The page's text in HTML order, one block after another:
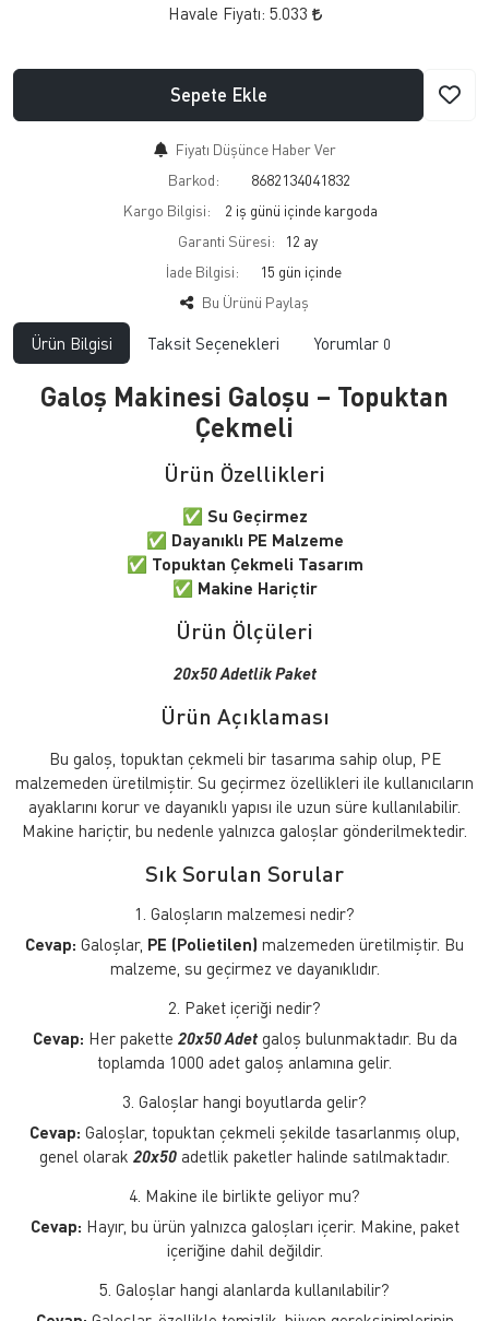
Havale Fiyatı: 5.033
Sepete Ekle
Fiyatı Düşünce Haber Ver
Barkod:
8682134041832
Kargo Bilgisi:
2 iş günü içinde kargoda
Garanti Süresi:
12 ay
İade Bilgisi:
Bu Ürünü Paylaş
Ürün Bilgisi Taksit Seçenekleri Yorumlar 0
Galoş Makinesi Galoşu – Topuktan
Çekmeli
Ürün Özellikleri
✅ Su Geçirmez
✅ Dayanıklı PE Malzeme
✅ Topuktan Çekmeli Tasarım
✅ Makine Hariçtir
Ürün Ölçüleri
20x50 Adetlik Paket
Ürün Açıklaması
Bu galoş, topuktan çekmeli bir tasarıma sahip olup, PE
malzemeden üretilmiştir. Su geçirmez özellikleri ile kullanıcıların
ayaklarını korur ve dayanıklı yapısı ile uzun süre kullanılabilir.
Makine hariçtir, bu nedenle yalnızca galoşlar gönderilmektedir.
Sık Sorulan Sorular
1. Galoşların malzemesi nedir?
Cevap: Galoşlar, PE (Polietilen) malzemeden üretilmiştir. Bu
malzeme, su geçirmez ve dayanıklıdır.
2. Paket içeriği nedir?
Cevap: Her pakette 20x50 Adetgaloş bulunmaktadır. Bu da
toplamda 1000 adet galoş anlamına gelir.
3. Galoşlar hangi boyutlarda gelir?
Cevap: Galoşlar, topuktan çekmeli şekilde tasarlanmış olup,
genel olarak 20x50 adetlik paketler halinde satılmaktadır.
4. Makine ile birlikte geliyor mu?
Cevap: Hayır, bu ürün yalnızca galoşları içerir. Makine, paket
içeriğine dahil değildir.
5. Galoşlar hangi alanlarda kullanılabilir?